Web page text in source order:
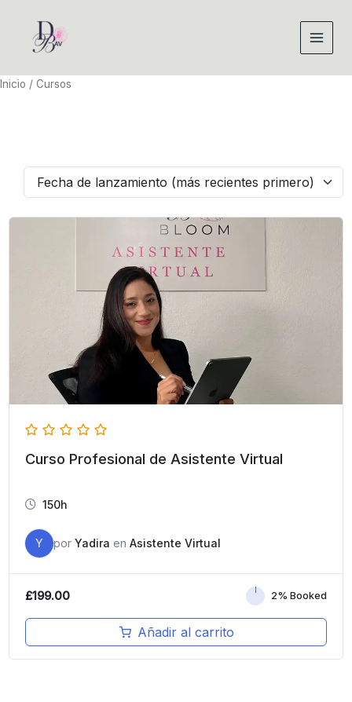
contenido
Inicio / Cursos
Fecha de lanzamiento (más recientes primero)
Curso Profesional de Asistente Virtual
150h
Y por Yadira en Asistente Virtual
£199.00 2% Booked
Añadir al carrito